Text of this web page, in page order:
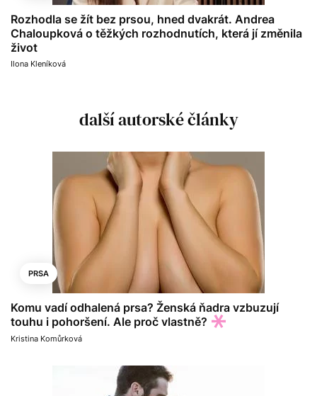
Rozhodla se žít bez prsou, hned dvakrát. Andrea
Chaloupková o těžkých rozhodnutích, která jí změnila
život
Ilona Kleníková
další autorské články
PRSA
Komu vadí odhalená prsa? Ženská ňadra vzbuzují
touhu i pohoršení. Ale proč vlastně?
Kristina Komůrková